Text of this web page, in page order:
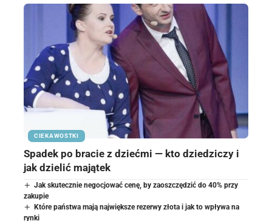
CIEKAWOSTKI
Spadek po bracie z dziećmi — kto dziedziczy i
jak dzielić majątek
Jak skutecznie negocjować cenę, by zaoszczędzić do 40% przy
zakupie
Które państwa mają największe rezerwy złota i jak to wpływa na
rynki